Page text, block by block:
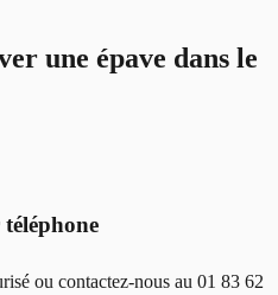
une épave dans le
ou contactez-nous au 01 83 62